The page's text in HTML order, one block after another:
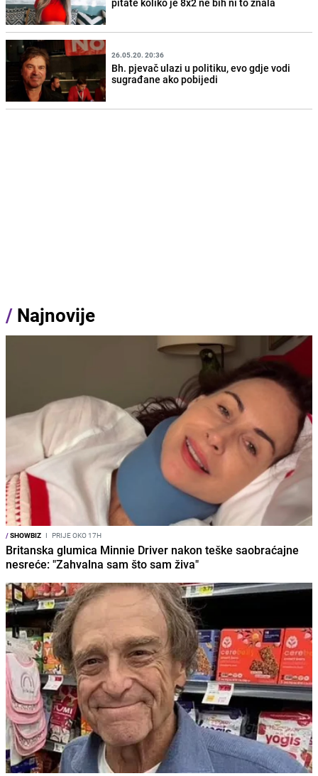
26.05.20. 20:36
Bh. pjevač ulazi u politiku, evo gdje vodi
sugrađane ako pobijedi
/ Najnovije
/SHOWBIZ I PRIJE OKO 17H
Britanska glumica Minnie Driver nakon teške saobraćajne
nesreće: "Zahvalna sam što sam živa"